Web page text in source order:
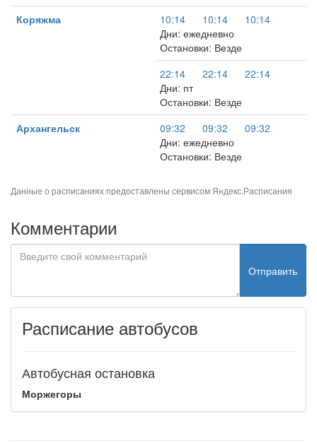
Коряжма
10:14 10:14
10:14
Дни: ежедневно
Остановки: Везде
22:14
22:14
22:14
Дни: пт
Остановки: Везде
Архангельск
09:32 09:32
09:32
Дни: ежедневно
Остановки: Везде
Данные о расписаниях предоставлены сервисом Яндекс.Расписания
Комментарии
Отправить
Расписание автобусов
Автобусная остановка
Моржегоры